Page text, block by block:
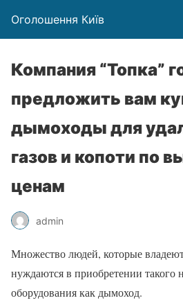
Оголошення Київ
Компания “Топка”
предложить вам
дымоходы для
газов и копоти по
ценам
admin
Множество людей, которые
нуждаются в приобретении такого
оборудования как дымоход.